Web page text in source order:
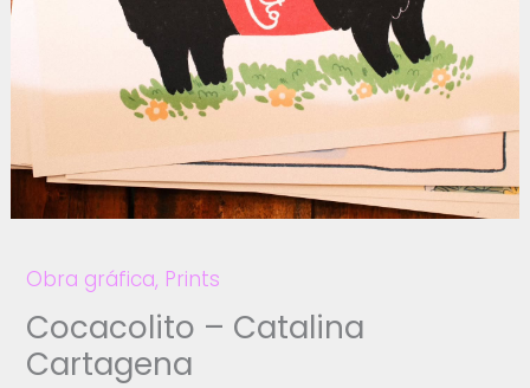
Obra gráfica, Prints
Cocacolito – Catalina
Cartagena